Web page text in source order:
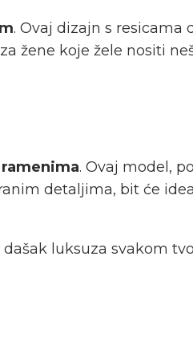
. Ovaj dizajn s resicama
žene koje žele nositi
. Ovaj model,
detaljima, bit će
luksuza svakom